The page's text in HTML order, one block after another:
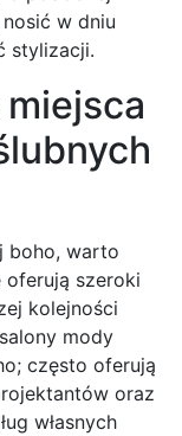
w dniu
stylizacji.
boho, warto
szeroki
kolejności
mody
często oferują
oraz
własnych